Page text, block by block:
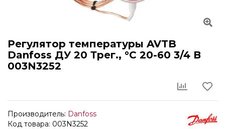
Регулятор температуры AVTB
Danfoss ДУ 20 Трег., °С 20-60 3/4 В
003N3252
Производитель: Danfoss
Код товара: 003N3252